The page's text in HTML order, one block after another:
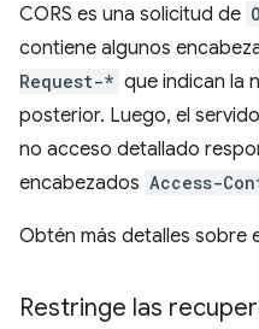
CORS es una solicitud de
contiene algunos
Request-* que indican la
posterior. Luego, el
no acceso detallado
encabezados Access-
Obtén más detalles sobre
Restringe las